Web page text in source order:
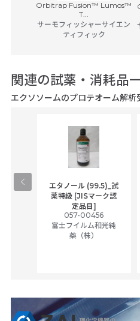
Orbitrap Fusion™ Lumos™
T...
サーモフィッシャーサイエン
ティフィック
関連の試薬・消耗品
エクソソームのプロテオーム解析
エタノール (99.5)_試
薬特級 [JISマーク認
定品目]
057-00456
富士フイルム和光純
薬（株）